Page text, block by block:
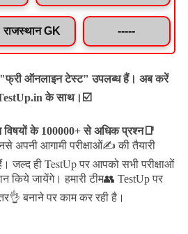
राजस्थान GK -----
ऑनलाइन टेस्ट" उपलब्ध हैं। अब करें
TestUp.in के साथ।☑️
विषयों के 100000+ से अधिक प्रश्न📑
अपनी आगामी परीक्षाओं✍️ की तैयारी
जल्द ही TestUp पर आपको सभी परीक्षाओं
किये जायेंगे। हमारी टीम👥 TestUp पर
बनाने पर काम कर रही है।